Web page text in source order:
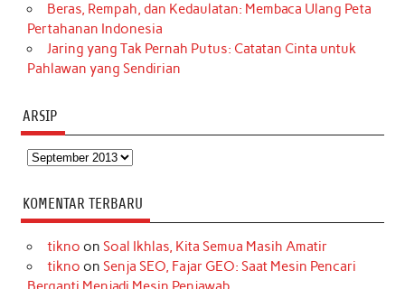
Beras, Rempah, dan Kedaulatan: Membaca Ulang Peta
Pertahanan Indonesia
Jaring yang Tak Pernah Putus: Catatan Cinta untuk
Pahlawan yang Sendirian
ARSIP
Arsip
KOMENTAR TERBARU
tikno on Soal Ikhlas, Kita Semua Masih Amatir
tikno on Senja SEO, Fajar GEO: Saat Mesin Pencari